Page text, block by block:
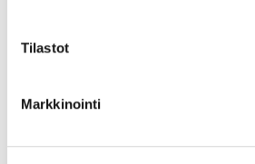
Tilastot
Markkinointi
kanssa? Hyödynnä
Ota yhteyttä: